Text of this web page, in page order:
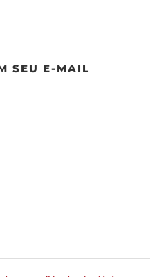
SEU E-MAIL